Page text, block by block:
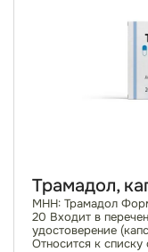
Трамадол,
МНН: Трамадол
20 Входит в
удостоверение
Относится к